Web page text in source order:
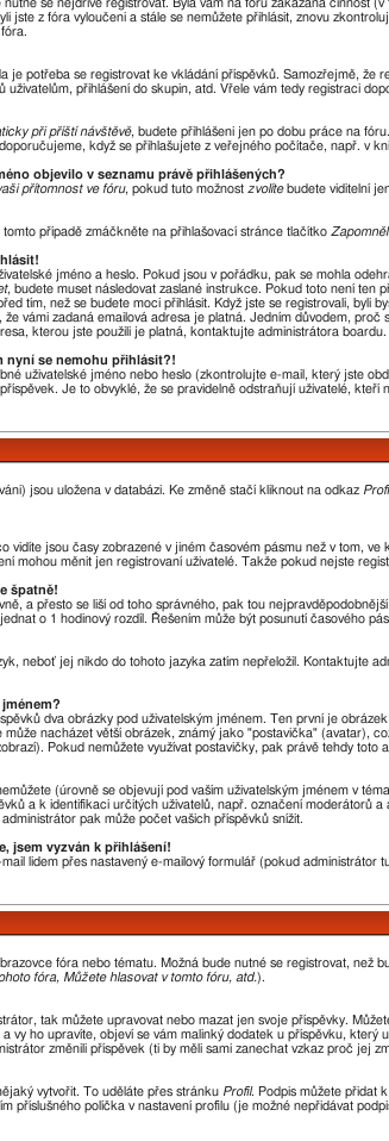
se nejdříve registrovat. Byla vám na fóru zakázána činnost
jste z fóra vyloučeni a stále se nemůžete přihlásit, znovu
je potřeba se registrovat ke vkládání příspěvků. Samozřejmě,
uživatelům, přihlášení do skupin, atd. Vřele vám tedy registraci
při příští návštěvě, budete přihlášeni jen po dobu práce na
když se přihlašujete z veřejného počítače, např. v
objevilo v seznamu právě přihlášených?
přítomnost ve fóru, pokud tuto možnost zvolítebudete viditelní
případě zmáčkněte na přihlašovací stránce tlačítko
jméno a heslo. Pokud jsou v pořádku, pak se mohla
, budete muset následovat zaslané instrukce. Pokud toto není ten
tím, než se budete moci přihlásit. Když jste se registrovali, byli
vámi zadaná emailová adresa je platná. Jedním důvodem, proč
kterou jste použili je platná, kontaktujte administrátora boardu.
nyní se nemohu přihlásit?!
uživatelské jméno nebo heslo (zkontrolujte e-mail, který jste
Je to obvyklé, že se pravidelně odstraňují uživatelé,
jsou uložena v databázi. Ke změně stačí kliknout na odkaz
vidíte jsou časy zobrazené v jiném časovém pásmu než v tom,
mohou měnit jen registrovaní uživatelé. Takže pokud nejste
špatně!
a přesto se liší od toho správného, pak tou
o 1 hodinový rozdíl. Řešením může být posunutí časového
neboť jej nikdo do tohoto jazyka zatím nepřeložil. Kontaktujte
dva obrázky pod uživatelským jménem. Ten první je
může nacházet větší obrázek, známý jako "postavička" (avatar),
Pokud nemůžete využívat postavičky, pak právě tehdy toto
(úrovně se objevují pod vaším uživatelským jménem v
a k identifikaci určitých uživatelů, např. označení moderátorů
pak může počet vašich příspěvků snížit.
jsem vyzván k přihlášení!
lidem přes nastavený e-mailový formulář (pokud
fóra nebo tématu. Možná bude nutné se registrovat, než
fóra, Můžete hlasovat v tomto fóru, atd.).
tak můžete upravovat nebo mazat jen svoje příspěvky.
vy ho upravíte, objeví se vám malinký dodatek u příspěvku,
změnili příspěvek (ti by měli sami zanechat vzkaz proč jej
vytvořit. To uděláte přes stránku Profil. Podpis můžete přidat
příslušného políčka v nastavení profilu (je možné nepřidávat